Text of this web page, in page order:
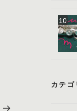
カテゴ